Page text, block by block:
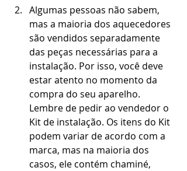
Algumas pessoas não sabem,
mas a maioria dos aquecedores
são vendidos separadamente
das peças necessárias para a
instalação. Por isso, você deve
estar atento no momento da
compra do seu aparelho.
Lembre de pedir ao vendedor o
Kit de instalação. Os itens do Kit
podem variar de acordo com a
marca, mas na maioria dos
casos, ele contém chaminé,